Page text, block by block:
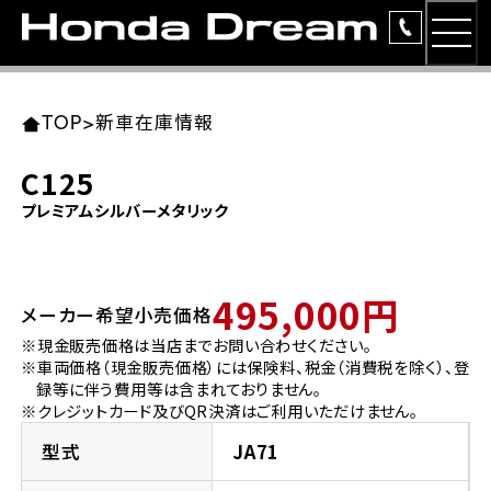
ラインアップ
レンタルバイク
洋用品
イベント
TOP>新車在庫情報
C125
プレミアムシルバーメタリック
メーカー希望小売価格495,000円
※現金販売価格は当店までお問い合わせください。
※車両価格（現金販売価格）には保険料、税金（消費税を除く）、登
録等に伴う費用等は含まれておりません。
※クレジットカード及びQR決済はご利用いただけません。
型式 JA71
東北エリア 店舗一覧
岩手県
宮城県
ホンダドリーム 仙台泉
ホンダドリーム 宮城岩沼
関東エリア 店舗一覧
東京都
ホンダドリーム 西東京
ホンダドリーム 練馬
ホンダドリーム 板橋
中部エリア 店舗一覧
愛知県
ホンダドリーム 名古屋南
ホンダドリーム 小牧
ホンダドリーム 名古屋東
近畿エリア 店舗一覧
大阪府
ホンダドリーム 箕面
ホンダドリーム 藤井寺
ホンダドリーム 東淀川
中国・四国エリア 店舗一覧
岡山県
広島県
ホンダドリーム 広島
ホンダドリーム 福山
九州エリア 店舗一覧
福岡県
ホンダドリーム 福岡東
ホンダドリーム 久留米
ホンダドリーム 福岡春日